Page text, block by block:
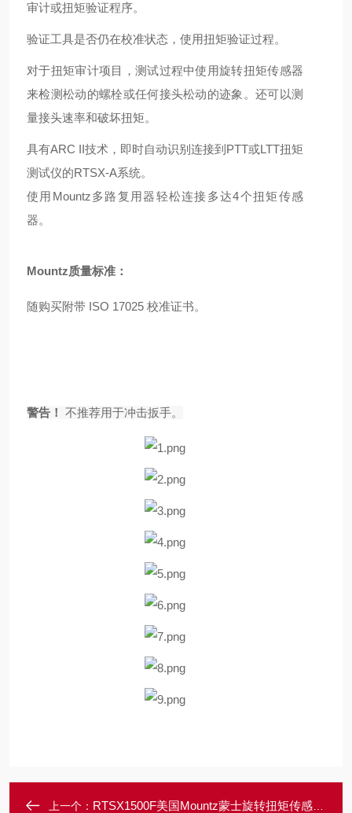
审计或扭矩验证程序。
验证工具是否仍在校准状态，使用扭矩验证过程。
对于扭矩审计项目，测试过程中使用旋转扭矩传感器
来检测松动的螺栓或任何接头松动的迹象。还可以测
量接头速率和破坏扭矩。
具有ARC II技术，即时自动识别连接到 PTT或LTT扭矩
测试仪的RTSX-A系统。
使用Mountz多路复用器轻松连接多达4个扭矩传感
器。
Mountz质量标准：
随购买附带 ISO 17025 校准证书。
警告！ 不推荐用于冲击扳手。
上一个： RTSX1500F美国Mountz蒙士旋转扭矩传感器分析仪